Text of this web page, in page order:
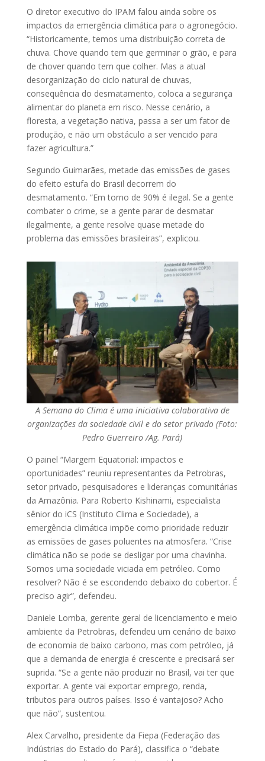
O diretor executivo do IPAM falou ainda sobre os
impactos da emergência climática para o agronegócio.
“Historicamente, temos uma distribuição correta de
chuva. Chove quando tem que germinar o grão, e para
de chover quando tem que colher. Mas a atual
desorganização do ciclo natural de chuvas,
consequência do desmatamento, coloca a segurança
alimentar do planeta em risco. Nesse cenário, a
floresta, a vegetação nativa, passa a ser um fator de
produção, e não um obstáculo a ser vencido para
fazer agricultura.”
Segundo Guimarães, metade das emissões de gases
do efeito estufa do Brasil decorrem do
desmatamento. “Em torno de 90% é ilegal. Se a gente
combater o crime, se a gente parar de desmatar
ilegalmente, a gente resolve quase metade do
problema das emissões brasileiras”, explicou.
A Semana do Clima é uma iniciativa colaborativa de
organizações da sociedade civil e do setor privado (Foto:
Pedro Guerreiro /Ag. Pará)
O painel “Margem Equatorial: impactos e
oportunidades” reuniu representantes da Petrobras,
setor privado, pesquisadores e lideranças comunitárias
da Amazônia. Para Roberto Kishinami, especialista
sênior do iCS (Instituto Clima e Sociedade), a
emergência climática impõe como prioridade reduzir
as emissões de gases poluentes na atmosfera. “Crise
climática não se pode se desligar por uma chavinha.
Somos uma sociedade viciada em petróleo. Como
resolver? Não é se escondendo debaixo do cobertor. É
preciso agir”, defendeu.
Daniele Lomba, gerente geral de licenciamento e meio
ambiente da Petrobras, defendeu um cenário de baixo
de economia de baixo carbono, mas com petróleo, já
que a demanda de energia é crescente e precisará ser
suprida. “Se a gente não produzir no Brasil, vai ter que
exportar. A gente vai exportar emprego, renda,
tributos para outros países. Isso é vantajoso? Acho
que não”, sustentou.
Alex Carvalho, presidente da Fiepa (Federação das
Indústrias do Estado do Pará), classifica o “debate